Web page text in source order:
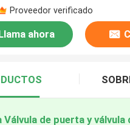
Proveedor verificado
ahora